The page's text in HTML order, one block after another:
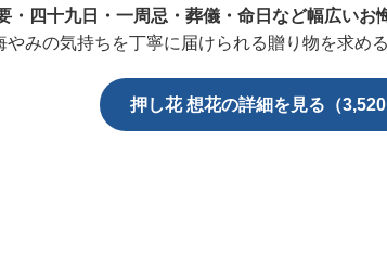
・四十九日・一周忌・葬儀・命日など幅広いお
みの気持ちを丁寧に届けられる贈り物を求め
押し花 想花の詳細を見る（3,520